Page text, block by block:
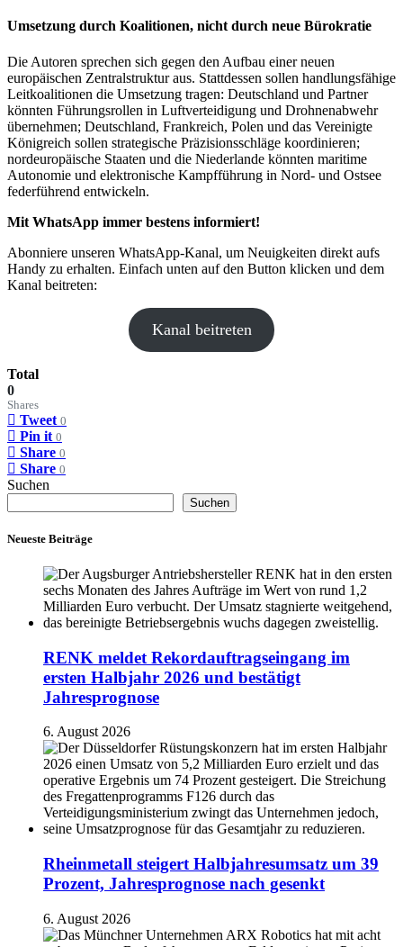
Umsetzung durch Koalitionen, nicht durch neue Bürokratie
Die Autoren sprechen sich gegen den Aufbau einer neuen
europäischen Zentralstruktur aus. Stattdessen sollen handlungsfähige
Leitkoalitionen die Umsetzung tragen: Deutschland und Partner
könnten Führungsrollen in Luftverteidigung und Drohnenabwehr
übernehmen; Deutschland, Frankreich, Polen und das Vereinigte
Königreich sollen strategische Präzisionsschläge koordinieren;
nordeuropäische Staaten und die Niederlande könnten maritime
Autonomie und elektronische Kampfführung in Nord- und Ostsee
federführend entwickeln.
Mit WhatsApp immer bestens informiert!
Abonniere unseren WhatsApp-Kanal, um Neuigkeiten direkt aufs
Handy zu erhalten. Einfach unten auf den Button klicken und dem
Kanal beitreten:
Kanal beitreten
Total
0
Shares
Tweet 0
Pin it 0
Share 0
Share 0
Suchen
Suchen
Neueste Beiträge
RENK meldet Rekordauftragseingang im
ersten Halbjahr 2026 und bestätigt
Jahresprognose
6. August 2026
Rheinmetall steigert Halbjahresumsatz um 39
Prozent, Jahresprognose nach gesenkt
6. August 2026